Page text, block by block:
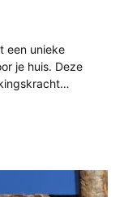
een unieke
je huis. Deze